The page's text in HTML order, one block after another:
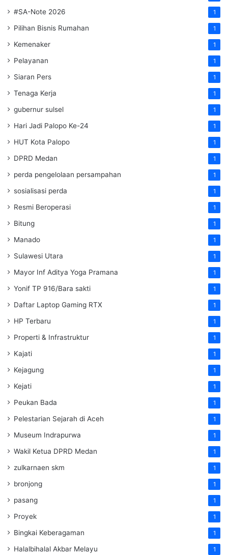
#SA-Note 2026 1
Pilihan Bisnis Rumahan 1
Kemenaker 1
Pelayanan 1
Siaran Pers 1
Tenaga Kerja 1
gubernur sulsel 1
Hari Jadi Palopo Ke-24 1
HUT Kota Palopo 1
DPRD Medan 1
perda pengelolaan persampahan 1
sosialisasi perda 1
Resmi Beroperasi 1
Bitung 1
Manado 1
Sulawesi Utara 1
Mayor Inf Aditya Yoga Pramana 1
Yonif TP 916/Bara sakti 1
Daftar Laptop Gaming RTX 1
HP Terbaru 1
Properti & Infrastruktur 1
Kajati 1
Kejagung 1
Kejati 1
Peukan Bada 1
Pelestarian Sejarah di Aceh 1
Museum Indrapurwa 1
Wakil Ketua DPRD Medan 1
zulkarnaen skm 1
bronjong 1
pasang 1
Proyek 1
Bingkai Keberagaman 1
Halalbihalal Akbar Melayu 1